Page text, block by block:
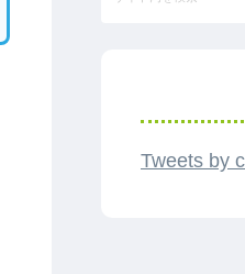
Tweets by